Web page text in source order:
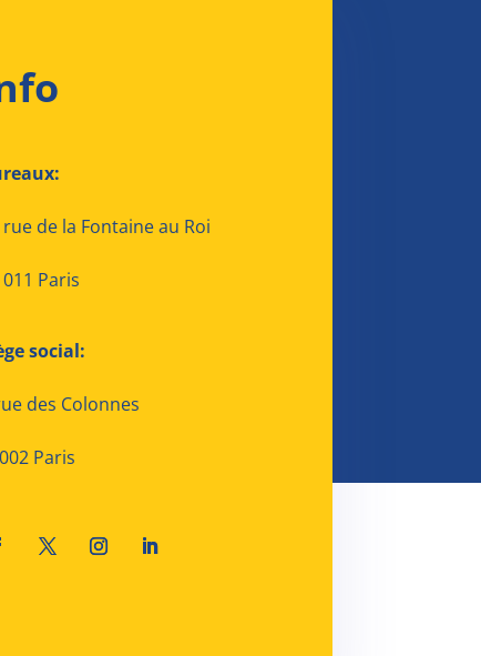
rue de la Fontaine au Roi
Paris
social:
des Colonnes
Paris